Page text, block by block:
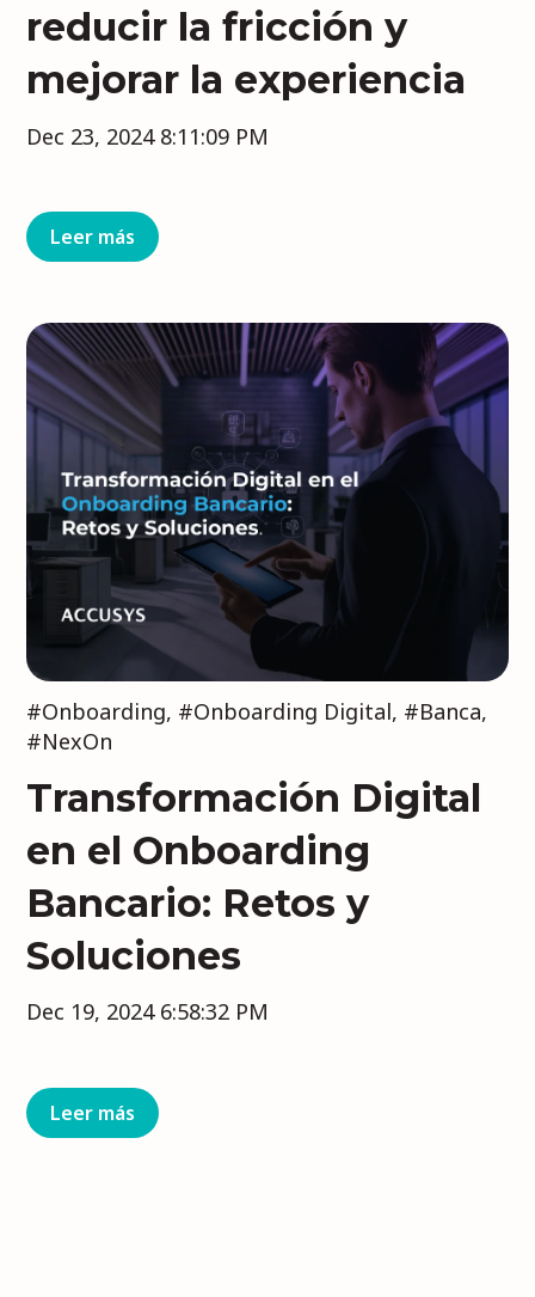
reducir la fricción y
mejorar la experiencia
Dec 23, 2024 8:11:09 PM
Leer más
#Onboarding, #Onboarding Digital, #Banca,
#NexOn
Transformación Digital
en el Onboarding
Bancario: Retos y
Soluciones
Dec 19, 2024 6:58:32 PM
Leer más